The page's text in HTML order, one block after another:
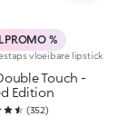
PROMO %
vloeibare lipstick
Touch -
Edition
(352)